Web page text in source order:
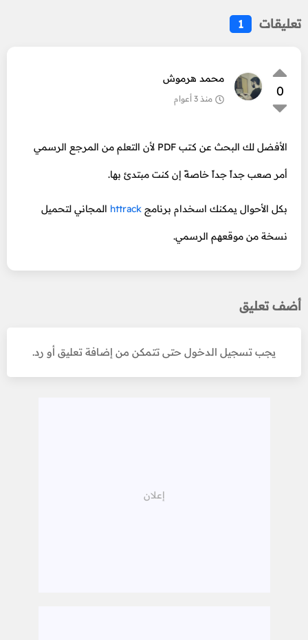
تعليقات 1
0
محمد هرموش
منذ 3 أعوام
الأفضل لك البحث عن كتب PDF لأن التعلم من المرجع الرسمي
أمر صعب جداً جداً خاصةً إن كنت مبتدئ بها.
بكل الأحوال يمكنك اسخدام برنامج httrack المجاني لتحميل
نسخة من موقعهم الرسمي.
أضف تعليق
يجب تسجيل الدخول حتى تتمكن من إضافة تعليق أو رد.